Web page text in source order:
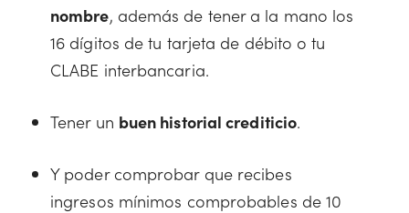
nombre, además de tener a la mano los
16 dígitos de tu tarjeta de débito o tu
CLABE interbancaria.
Tener un buen historial crediticio.
Y poder comprobar que recibes
ingresos mínimos comprobables de 10